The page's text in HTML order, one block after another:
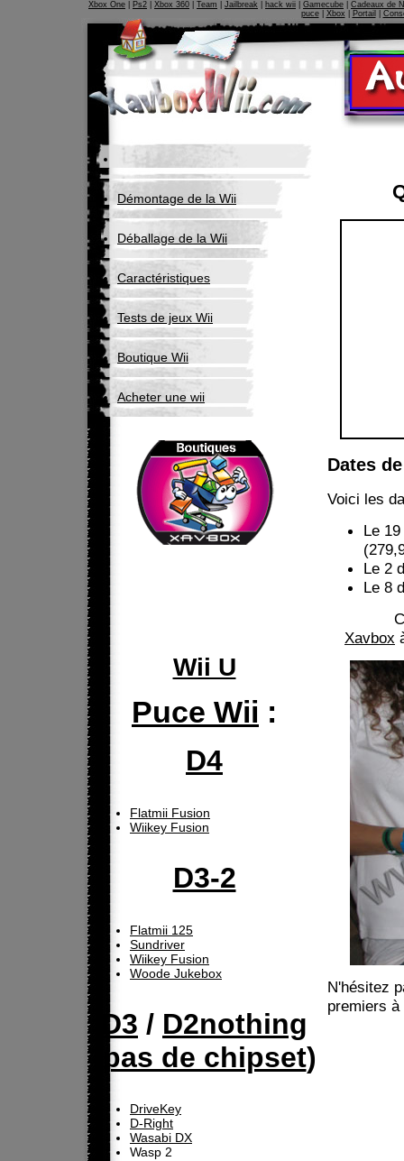
Xbox One Ps2 Xbox 360 Team Jailbreak hack wii Gamecube
Cadeaux de
puce| Xbox Portail
Démontage de la Wii
Déballage de la Wii
Caractéristiques
Tests de jeux Wii
Boutique Wii
Acheter une wii
Wii U
Puce Wii :
D4
Flatmii Fusion
Wiikey Fusion
D3-2
Flatmii 125
Sundriver
Wiikey Fusion
Woode Jukebox
D3 / D2nothing
pas de chipset)
DriveKey
D-Right
Wasabi DX
Wasp 2
Dates
Voici les
Le
Le 2
Le 8
Xavbox
N'hésitez
premiers